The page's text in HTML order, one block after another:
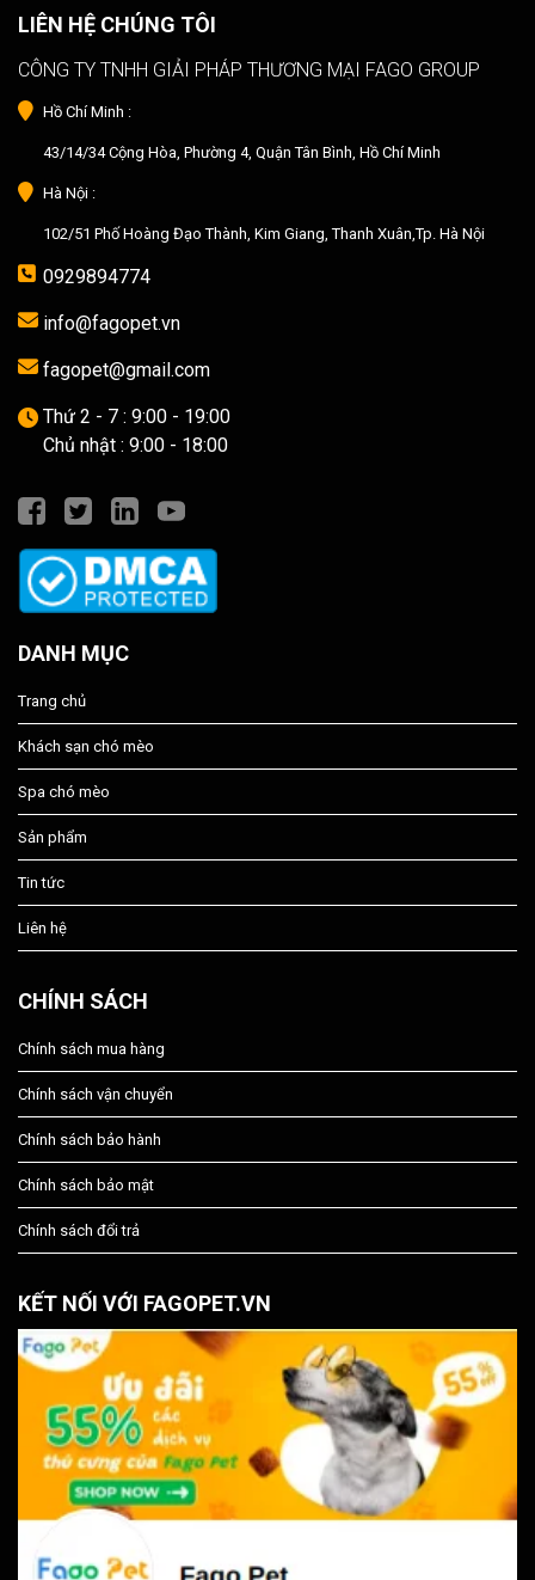
LIÊN HỆ CHÚNG TÔI
CÔNG TY TNHH GIẢI PHÁP THƯƠNG MẠI FAGO GROUP
Hồ Chí Minh :
43/14/34 Cộng Hòa, Phường 4, Quận Tân Bình, Hồ Chí Minh
Hà Nội :
102/51 Phố Hoàng Đạo Thành, Kim Giang, Thanh Xuân,Tp. Hà Nội
0929894774
info@fagopet.vn
fagopet@gmail.com
Thứ 2 - 7 : 9:00 - 19:00
Chủ nhật : 9:00 - 18:00
DANH MỤC
Trang chủ
Khách sạn chó mèo
Spa chó mèo
Sản phẩm
Tin tức
Liên hệ
CHÍNH SÁCH
Chính sách mua hàng
Chính sách vận chuyển
Chính sách bảo hành
Chính sách bảo mật
Chính sách đổi trả
KẾT NỐI VỚI FAGOPET.VN